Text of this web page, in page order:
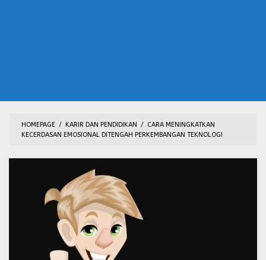
HOMEPAGE / KARIR DAN PENDIDIKAN / CARA MENINGKATKAN
KECERDASAN EMOSIONAL DITENGAH PERKEMBANGAN TEKNOLOGI